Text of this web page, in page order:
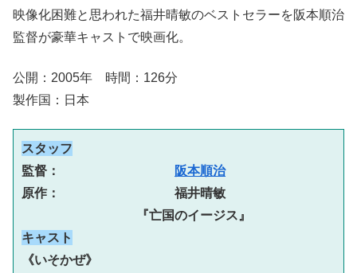
映像化困難と思われた福井晴敏のベストセラーを阪本順治
監督が豪華キャストで映画化。
公開：2005年 時間：126分
製作国：日本
スタッフ
監督：
阪本順治
原作：　　　　　　　　　福井晴敏
『亡国のイージス』
キャスト
《いそかぜ》